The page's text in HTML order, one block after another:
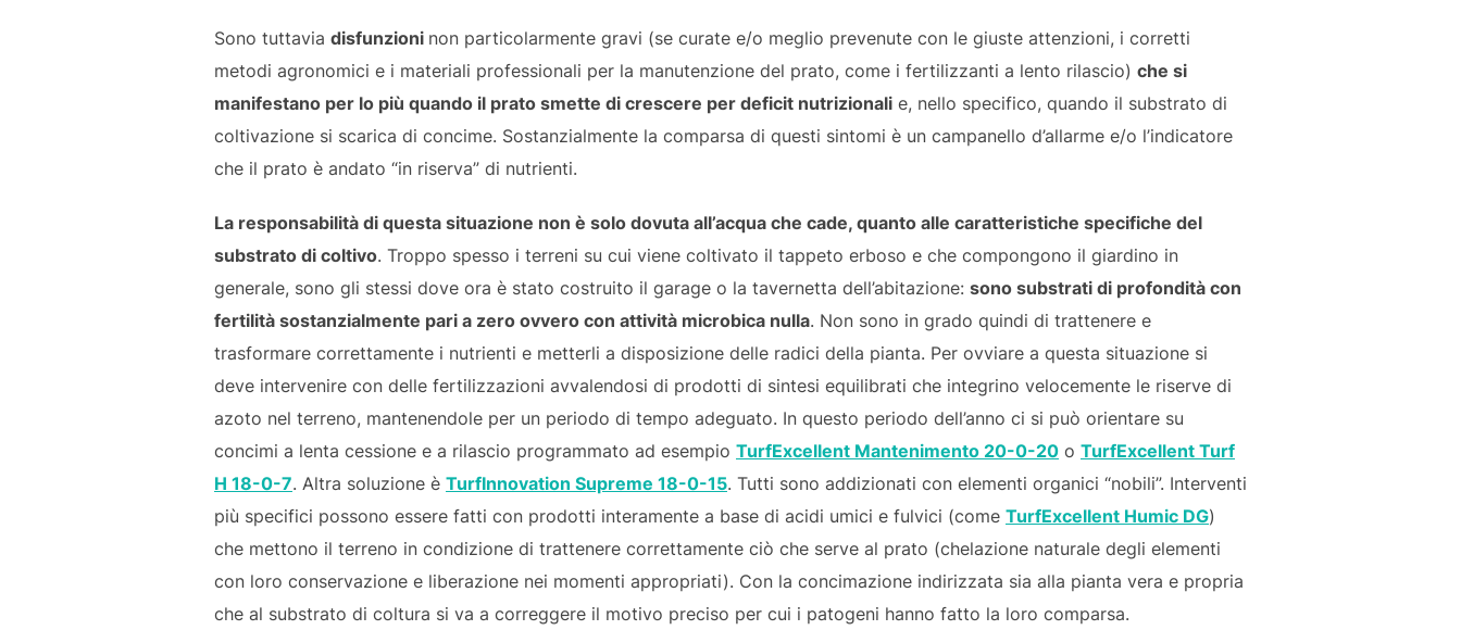
Sono tuttavia disfunzioni non particolarmente gravi (se curate e/o meglio prevenute con le giuste attenzioni, i corretti
metodi agronomici e i materiali professionali per la manutenzione del prato, come i fertilizzanti a lento rilascio) che si
manifestano per lo più quando il prato smette di crescere per deficit nutrizionali e, nello specifico, quando il substrato di
coltivazione si scarica di concime. Sostanzialmente la comparsa di questi sintomi è un campanello d’allarme e/o l’indicatore
che il prato è andato “in riserva” di nutrienti.
La responsabilità di questa situazione non è solo dovuta all’acqua che cade, quanto alle caratteristiche specifiche del
substrato di coltivo. Troppo spesso i terreni su cui viene coltivato il tappeto erboso e che compongono il giardino in
generale, sono gli stessi dove ora è stato costruito il garage o la tavernetta dell’abitazione: sono substrati di profondità con
fertilità sostanzialmente pari a zero ovvero con attività microbica nulla. Non sono in grado quindi di trattenere e
trasformare correttamente i nutrienti e metterli a disposizione delle radici della pianta. Per ovviare a questa situazione si
deve intervenire con delle fertilizzazioni avvalendosi di prodotti di sintesi equilibrati che integrino velocemente le riserve di
azoto nel terreno, mantenendole per un periodo di tempo adeguato. In questo periodo dell’anno ci si può orientare su
concimi a lenta cessione e a rilascio programmato ad esempio TurfExcellent Mantenimento 20-0-20 o TurfExcellent Turf
H 18-0-7. Altra soluzione è TurfInnovation Supreme 18-0-15. Tutti sono addizionati con elementi organici “nobili”. Interventi
più specifici possono essere fatti con prodotti interamente a base di acidi umici e fulvici (come TurfExcellent Humic DG)
che mettono il terreno in condizione di trattenere correttamente ciò che serve al prato (chelazione naturale degli elementi
con loro conservazione e liberazione nei momenti appropriati). Con la concimazione indirizzata sia alla pianta vera e propria
che al substrato di coltura si va a correggere il motivo preciso per cui i patogeni hanno fatto la loro comparsa.